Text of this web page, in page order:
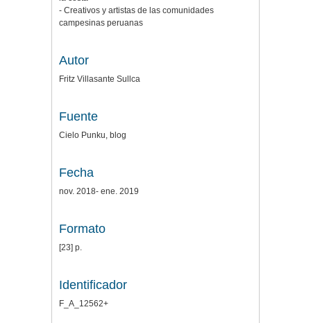
- Creativos y artistas de las comunidades
campesinas peruanas
Autor
Fritz Villasante Sullca
Fuente
Cielo Punku, blog
Fecha
nov. 2018- ene. 2019
Formato
[23] p.
Identificador
F_A_12562+